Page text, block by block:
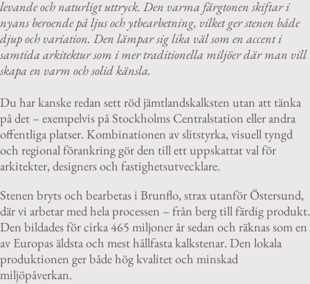
levande och naturligt uttryck. Den varma färgtonen skiftar i
nyans beroende på ljus och ytbearbetning, vilket ger stenen både
djup och variation. Den lämpar sig lika väl som en accent i
samtida arkitektur som i mer traditionella miljöer där man vill
skapa en varm och solid känsla.
Du har kanske redan sett röd jämtlandskalksten utan att tänka
på det – exempelvis på Stockholms Centralstation eller andra
offentliga platser. Kombinationen av slitstyrka, visuell tyngd
och regional förankring gör den till ett uppskattat val för
arkitekter, designers och fastighetsutvecklare.
Stenen bryts och bearbetas i Brunflo, strax utanför Östersund,
där vi arbetar med hela processen – från berg till färdig produkt.
Den bildades för cirka 465 miljoner år sedan och räknas som en
av Europas äldsta och mest hållfasta kalkstenar. Den lokala
produktionen ger både hög kvalitet och minskad
miljöpåverkan.